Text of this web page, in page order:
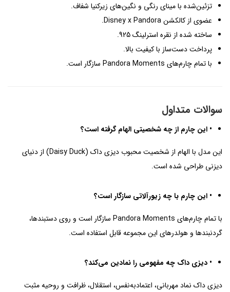
تزئین‌شده با مینای رنگی و نگین‌های زیرکنیا شفاف.
عضوی از کالکشن Disney x Pandora.
ساخته شده از نقره استرلینگ 925.
پرداخت دست‌ساز با کیفیت بالا.
با تمام چارم‌های Pandora Moments سازگار است.
سوالات متداول
• این چارم از چه شخصیتی الهام گرفته است؟
این مدل با الهام از شخصیت محبوب دیزی داک (Daisy Duck) از دنیای
دیزنی طراحی شده است.
• این چارم با چه زیورآلاتی سازگار است؟
با تمام چارم‌های Pandora Moments سازگار است و روی دستبندها،
گردنبندها و هولدرهای این مجموعه قابل استفاده است.
• دیزی داک چه مفهومی را نمادین می‌کند؟
دیزی داک نماد مهربانی، اعتمادبه‌نفس، استقلال، ظرافت و روحیه مثبت